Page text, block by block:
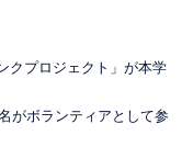
クプロジェクト」が本学
がボランティアとして参